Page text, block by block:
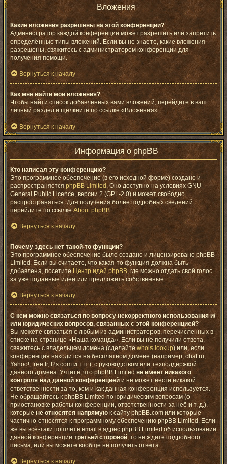
Вложения
Какие вложения разрешены на этой конференции?
Администратор каждой конференции может разрешить или запретить
определённые типы вложений. Если вы не знаете, какие вложения
разрешены, свяжитесь с администратором конференции для
получения помощи.
Вернуться к началу
Как мне найти мои вложения?
Чтобы найти список добавленных вами вложений, перейдите в ваш
личный раздел и щёлкните по ссылке «Вложения».
Вернуться к началу
Информация о phpBB
Кто написал эту конференцию?
Это программное обеспечение (в его исходной форме) создано и
распространяется phpBB Limited. Оно доступно на условиях GNU
General Public Licence, версии 2 (GPL-2.0) и может свободно
распространяться. Для получения более подробных сведений
перейдите по ссылкеAbout phpBB.
Вернуться к началу
Почему здесь нет такой-то функции?
Это программное обеспечение было создано и лицензировано phpBB
Limited. Если вы считаете, что какая-то функция должна быть
добавлена, посетите Центр идей phpBB, где можно отдать свой голос
за уже поданные идеи или предложить собственные.
Вернуться к началу
С кем можно связаться по вопросу некорректного использования и/
или юридических вопросов, связанных с этой конференцией?
Вы можете связаться с любым из администраторов, перечисленных в
списке на странице «Наша команда». Если вы не получили ответа,
свяжитесь с владельцем домена (сделайтеwhois lookup) или, если
конференция находится на бесплатном домене (например, chat.ru,
Yahoo!, free.fr, f2s.com и т. п.), с руководством или техподдержкой
данного домена. Учтите, что phpBB Limitedне имеет никакого
контроля над данной конференциейи не может нести никакой
ответственности за то, кем и как данная конференция используется.
Не обращайтесь к phpBB Limited по юридическим вопросам (о
приостановке работы конференции, ответственности за неё и т. д.),
которые не относятся напрямуюк сайту phpBB.com или которые
частично относятся к программному обеспечению phpBB Limited. Если
же вы всё-таки пошлёте email в адрес phpBB Limited об использовании
данной конференции третьей стороной, то не ждите подробного
письма, или вы можете вообще не получить ответа.
Вернуться к началу